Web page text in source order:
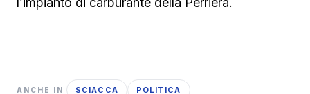
ANCHE IN SCIACCA POLITICA